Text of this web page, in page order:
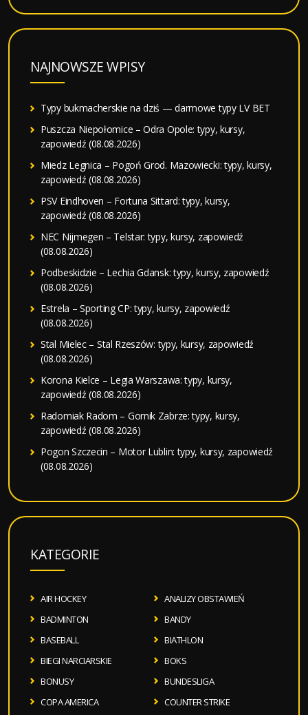
NAJNOWSZE WPISY
Typy bukmacherskie na dziś — darmowe typy LV BET
Puszcza Niepołomice – Odra Opole: typy, kursy,
zapowiedź (08.08.2026)
Miedz Legnica – Pogoń Grod. Mazowiecki: typy, kursy,
zapowiedź (08.08.2026)
PSV Eindhoven – Fortuna Sittard: typy, kursy,
zapowiedź (08.08.2026)
NEC Nijmegen – Telstar: typy, kursy, zapowiedź
(08.08.2026)
Podbeskidzie – Lechia Gdansk: typy, kursy, zapowiedź
(08.08.2026)
Estrela – Sporting CP: typy, kursy, zapowiedź
(08.08.2026)
Stal Mielec – Stal Rzeszów: typy, kursy, zapowiedź
(08.08.2026)
Korona Kielce – Legia Warszawa: typy, kursy,
zapowiedź (08.08.2026)
Radomiak Radom – Gornik Zabrze: typy, kursy,
zapowiedź (08.08.2026)
Pogon Szczecin – Motor Lublin: typy, kursy, zapowiedź
(08.08.2026)
KATEGORIE
AIR HOCKEY
ANALIZY OBSTAWIEŃ
BADMINTON
BANDY
BASEBALL
BIATHLON
BIEGI NARCIARSKIE
BOKS
BONUSY
BUNDESLIGA
COPA AMERICA
COUNTER STRIKE